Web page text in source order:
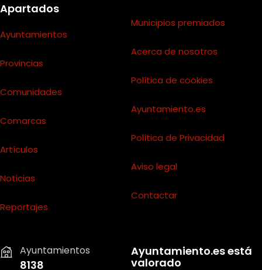
Apartados
Ayuntamientos
Provincias
Comunidades
Comarcas
Artículos
Noticias
Reportajes
Municipios premiados
Acerca de nosotros
Política de cookies
Ayuntamiento.es
Política de Privacidad
Aviso legal
Contactar
Ayuntamientos
8138
Ayuntamiento.es está
valorado